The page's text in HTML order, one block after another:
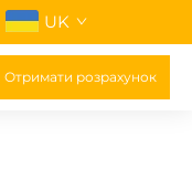
UK
Отримати розрахунок